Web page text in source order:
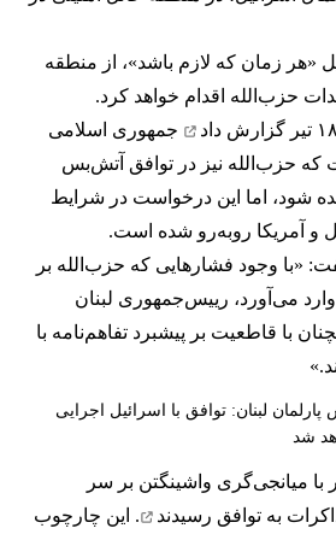
«هر زمان که لازم باشد»، از منطقه
حزب‌الله اقدام خواهد کرد.
گزارش داد
جمهوری اسلامی
که حزب‌الله نیز در توافق آتش‌بس
شود، اما این درخواست در شرایط
و آمریکا روبه‌رو شده است.
«با وجود فشارهایی که حزب‌الله بر
می‌آورد، رییس‌جمهوری لبنان
با قاطعیت بر پیشبرد تفاهم‌نامه با
پارلمان لبنان: توافق با اسرائیل اجرایی
شد
با میانجی‌گری واشینگتن بر سر
به توافق رسیدند
. این چارچوب